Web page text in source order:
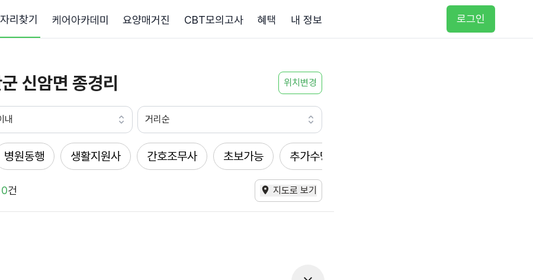
리찾기 케어아카데미 요양매거진 CBT모의고사 혜택 내 정보 로그인
신암면 종경리 위치변경
내 거리순
병원동행 생활지원사 간호조무사 초보가능 추가수당
0건 지도로 보기